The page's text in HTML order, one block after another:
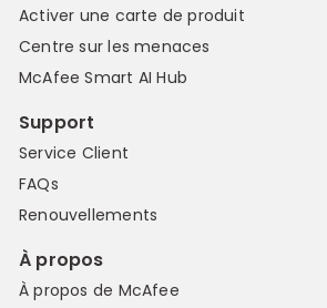
Activer une carte de produit
Centre sur les menaces
McAfee Smart AI Hub
Support
Service Client
FAQs
Renouvellements
À propos
À propos de McAfee